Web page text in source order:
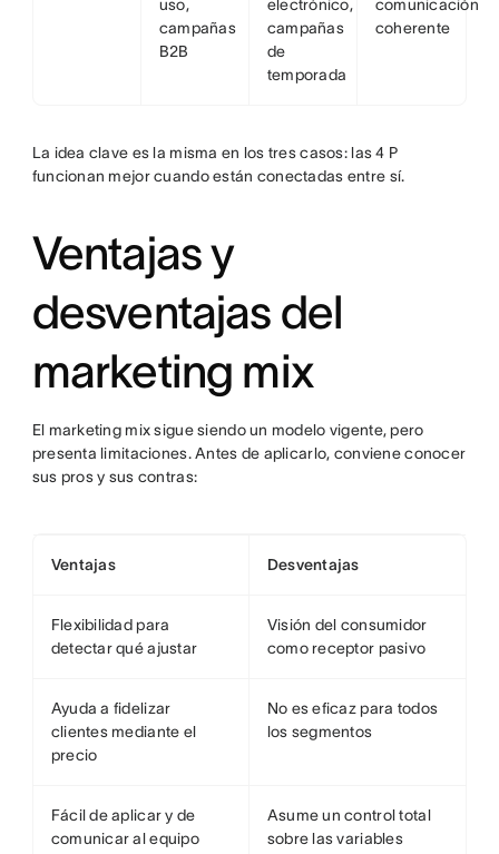
uso,
campañas
B2B
electrónico,
campañas
de
temporada
comunicación
coherente
La idea clave es la misma en los tres casos: las 4 P
funcionan mejor cuando están conectadas entre sí.
Ventajas y
desventajas del
marketing mix
El marketing mix sigue siendo un modelo vigente, pero
presenta limitaciones. Antes de aplicarlo, conviene conocer
sus pros y sus contras:
Ventajas Desventajas
Flexibilidad para
detectar qué ajustar
Visión del consumidor
como receptor pasivo
Ayuda a fidelizar
clientes mediante el
precio
No es eficaz para todos
los segmentos
Fácil de aplicar y de
comunicar al equipo
Asume un control total
sobre las variables